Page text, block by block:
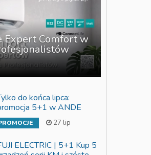
Expert Comfort w
do końca lipca:
5+1 w ANDE
27 lip
ELECTRIC | 5+1 Kup 5